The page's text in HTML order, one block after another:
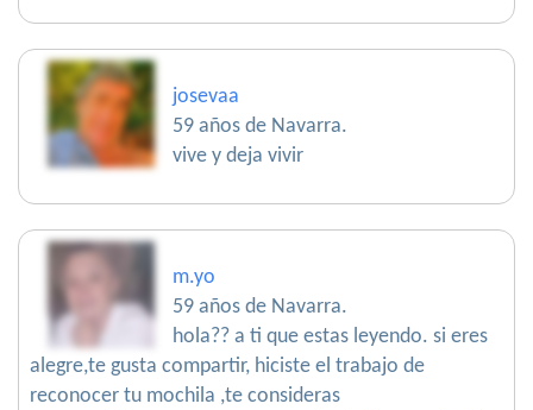
josevaa
59 años de Navarra.
vive y deja vivir
m.yo
59 años de Navarra.
hola?? a ti que estas leyendo. si eres
alegre,te gusta compartir, hiciste el trabajo de
reconocer tu mochila ,te consideras